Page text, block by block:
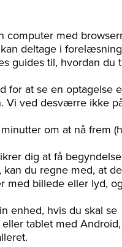
computer med
deltage i
guides til, hvordan du
for at se en optagelse
Vi ved desværre ikke
om at nå frem
dig at få
du regne med, at
med billede eller lyd,
enhed, hvis du skal se
tablet med